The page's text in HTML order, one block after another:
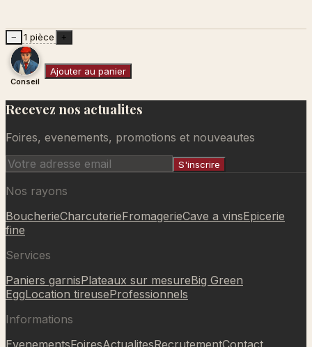
Ajouté au panier
− 1 pièce +
Conseil
Ajouter au panier
Recevez nos actualites
Foires, evenements, promotions et nouveautes
S'inscrire
Nos rayons
BoucherieCharcuterieFromagerieCave a vinsEpicerie
fine
Services
Paniers garnisPlateaux sur mesureBig Green
EggLocation tireuseProfessionnels
Informations